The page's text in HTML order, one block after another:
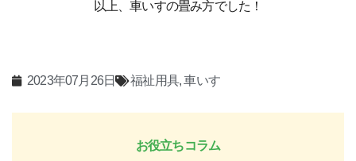
以上、車いすの畳み方でした！
2023年07月26日 福祉用具,車いす
お役立ちコラム